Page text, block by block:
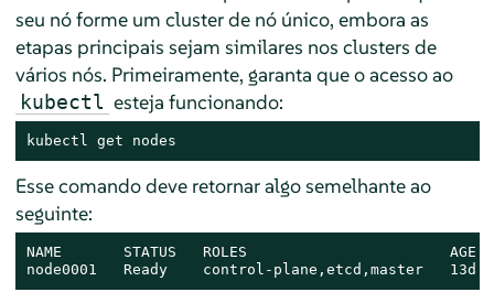
seu nó forme um cluster de nó único, embora as
etapas principais sejam similares nos clusters de
vários nós. Primeiramente, garanta que o acesso ao
kubectl esteja funcionando:
kubectl get nodes
Esse comando deve retornar algo semelhante ao
seguinte:
NAME       STATUS   ROLES                       AGE
node0001   Ready    control-plane,etcd,master   13d